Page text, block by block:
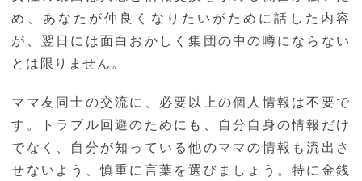
め、あなたが仲良くなりたいがために話した内容
が、翌日には面白おかしく集団の中の噂にならない
とは限りません。
ママ友同士の交流に、必要以上の個人情報は不要で
す。トラブル回避のためにも、自分自身の情報だけ
でなく、自分が知っている他のママの情報も流出さ
せないよう、慎重に言葉を選びましょう。特に金銭